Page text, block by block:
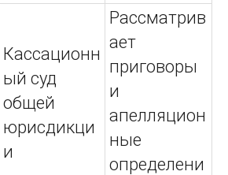
Кассационн
ый суд
общей
юрисдикци
и
Рассматрив
ает
приговоры
и
апелляцион
ные
определени